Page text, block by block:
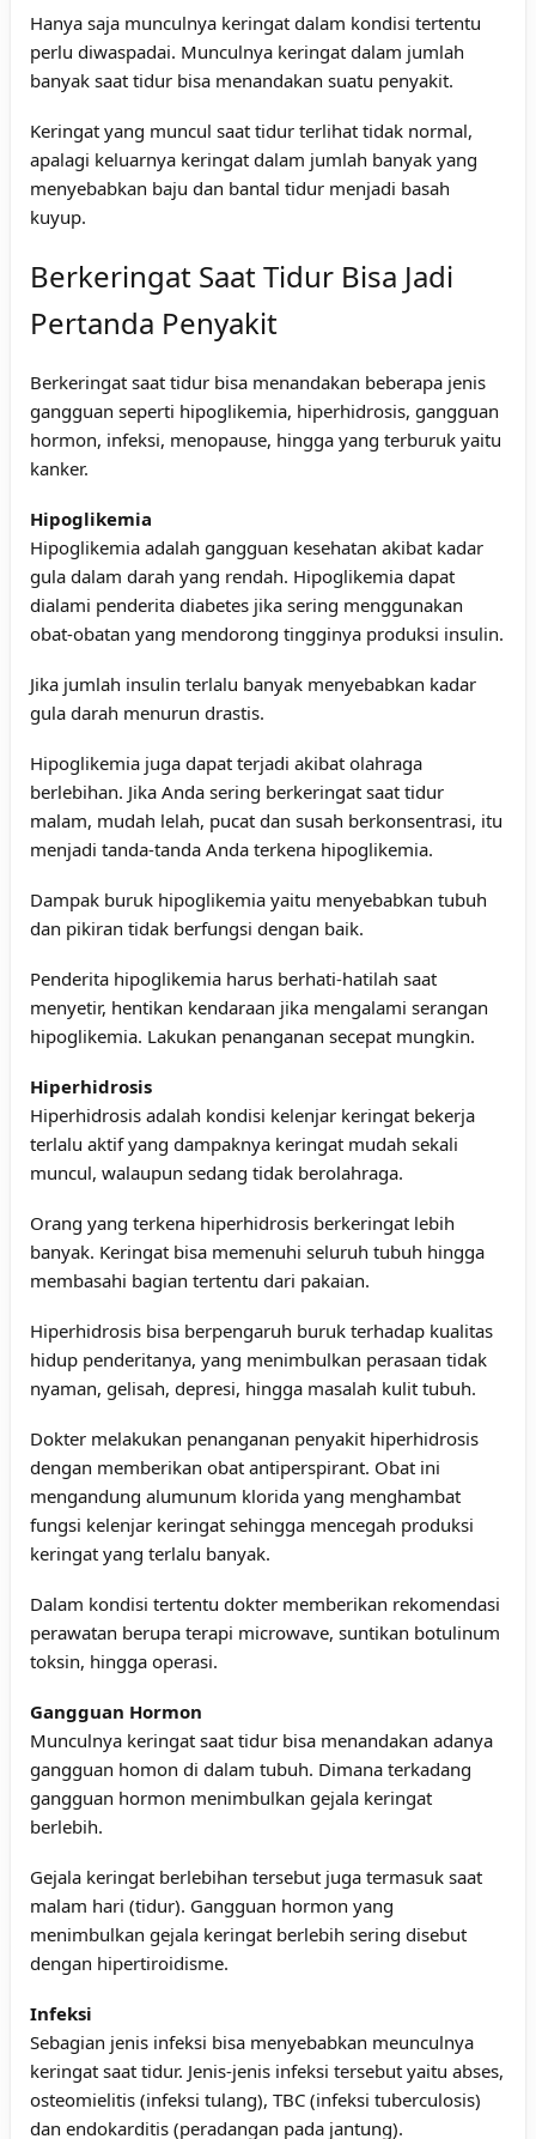
Hanya saja munculnya keringat dalam kondisi tertentu
perlu diwaspadai. Munculnya keringat dalam jumlah
banyak saat tidur bisa menandakan suatu penyakit.
Keringat yang muncul saat tidur terlihat tidak normal,
apalagi keluarnya keringat dalam jumlah banyak yang
menyebabkan baju dan bantal tidur menjadi basah
kuyup.
Berkeringat Saat Tidur Bisa Jadi
Pertanda Penyakit
Berkeringat saat tidur bisa menandakan beberapa jenis
gangguan seperti hipoglikemia, hiperhidrosis, gangguan
hormon, infeksi, menopause, hingga yang terburuk yaitu
kanker.
Hipoglikemia
Hipoglikemia adalah gangguan kesehatan akibat kadar
gula dalam darah yang rendah. Hipoglikemia dapat
dialami penderita diabetes jika sering menggunakan
obat-obatan yang mendorong tingginya produksi insulin.
Jika jumlah insulin terlalu banyak menyebabkan kadar
gula darah menurun drastis.
Hipoglikemia juga dapat terjadi akibat olahraga
berlebihan. Jika Anda sering berkeringat saat tidur
malam, mudah lelah, pucat dan susah berkonsentrasi, itu
menjadi tanda-tanda Anda terkena hipoglikemia.
Dampak buruk hipoglikemia yaitu menyebabkan tubuh
dan pikiran tidak berfungsi dengan baik.
Penderita hipoglikemia harus berhati-hatilah saat
menyetir, hentikan kendaraan jika mengalami serangan
hipoglikemia. Lakukan penanganan secepat mungkin.
Hiperhidrosis
Hiperhidrosis adalah kondisi kelenjar keringat bekerja
terlalu aktif yang dampaknya keringat mudah sekali
muncul, walaupun sedang tidak berolahraga.
Orang yang terkena hiperhidrosis berkeringat lebih
banyak. Keringat bisa memenuhi seluruh tubuh hingga
membasahi bagian tertentu dari pakaian.
Hiperhidrosis bisa berpengaruh buruk terhadap kualitas
hidup penderitanya, yang menimbulkan perasaan tidak
nyaman, gelisah, depresi, hingga masalah kulit tubuh.
Dokter melakukan penanganan penyakit hiperhidrosis
dengan memberikan obat antiperspirant. Obat ini
mengandung alumunum klorida yang menghambat
fungsi kelenjar keringat sehingga mencegah produksi
keringat yang terlalu banyak.
Dalam kondisi tertentu dokter memberikan rekomendasi
perawatan berupa terapi microwave, suntikan botulinum
toksin, hingga operasi.
Gangguan Hormon
Munculnya keringat saat tidur bisa menandakan adanya
gangguan homon di dalam tubuh. Dimana terkadang
gangguan hormon menimbulkan gejala keringat
berlebih.
Gejala keringat berlebihan tersebut juga termasuk saat
malam hari (tidur). Gangguan hormon yang
menimbulkan gejala keringat berlebih sering disebut
dengan hipertiroidisme.
Infeksi
Sebagian jenis infeksi bisa menyebabkan meunculnya
keringat saat tidur. Jenis-jenis infeksi tersebut yaitu abses,
osteomielitis (infeksi tulang), TBC (infeksi tuberculosis)
dan endokarditis (peradangan pada jantung).